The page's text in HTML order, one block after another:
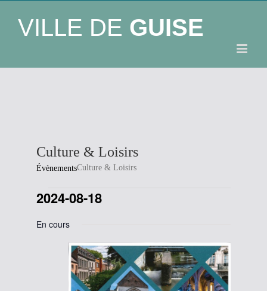
VILLE DE GUISE
Culture & Loisirs
ÉvènementsCulture & Loisirs
Évènements
2024-08-18
une
En cours